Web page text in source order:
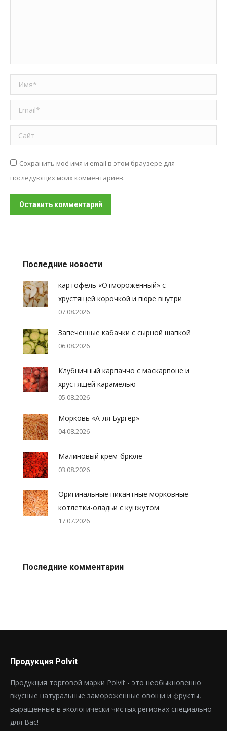
Имя *
Email *
Сайт
Сохранить моё имя и email в этом браузере для
последующих моих комментариев.
Оставить комментарий
Последние новости
картофель «Отмороженный» с
хрустящей корочкой и пюре внутри
07.08.2026
Запеченные кабачки с сырной шапкой
06.08.2026
Клубничный карпаччо с маскарпоне и
хрустящей карамелью
05.08.2026
Морковь «А-ля Бургер»
04.08.2026
Малиновый крем-брюле
03.08.2026
Оригинальные пикантные морковные
котлетки-оладьи с кунжутом
17.07.2026
Последние комментарии
Продукция Polvit
Продукция торговой марки Polvit - это необыкновенно
вкусные натуральные замороженные овощи и фрукты,
выращенные в экологически чистых регионах специально
для Вас!